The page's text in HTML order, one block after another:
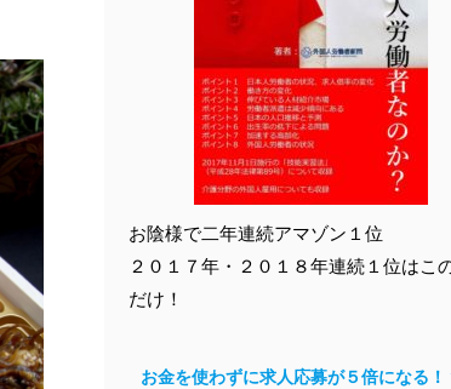
お陰様で二年連続アマゾン１位
２０１７年・２０１８年連続１位はこ
だけ！
お金を使わずに求人応募が５倍になる！